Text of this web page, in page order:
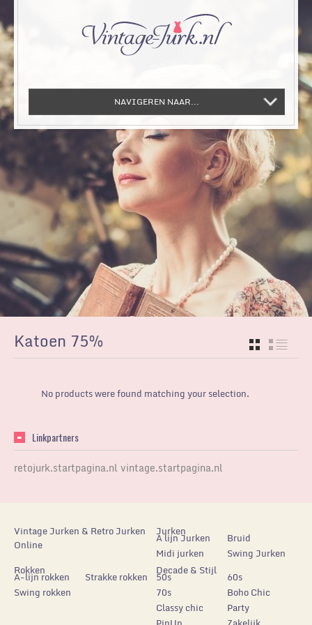
NAVIGEREN NAAR...
Katoen 75% GRID
No products were found matching your selection.
Linkpartners
retojurk.startpagina.nl vintage.startpagina.nl
Vintage Jurken & Retro Jurken
Online
Jurken
A lijn Jurken
Bruid
Midi jurken
Swing Jurken
Rokken
A-lijn rokken
Strakke rokken
Swing rokken
Decade & Stijl
50s
60s
70s
Boho Chic
Classy chic
Party